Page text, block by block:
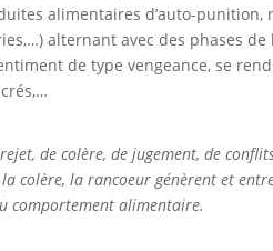
alimentaires d’auto-punition,
alternant avec des phases
de type vengeance, se
de colère, de jugement, de
colère, la rancoeur génèrent et
comportement alimentaire.